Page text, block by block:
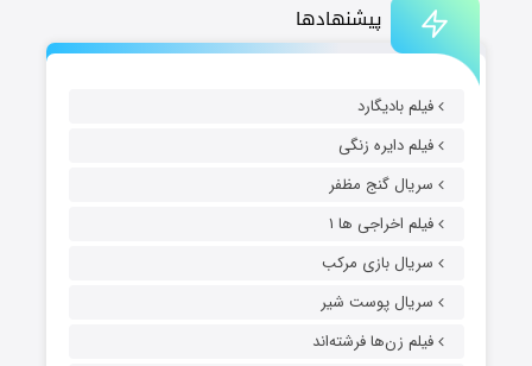
پیشنهادها
فیلم بادیگارد
فیلم دایره زنگی
سریال گنج مظفر
فیلم اخراجی ها ۱
سریال بازی مرکب
سریال پوست شیر
فیلم زن‌ها فرشته‌اند